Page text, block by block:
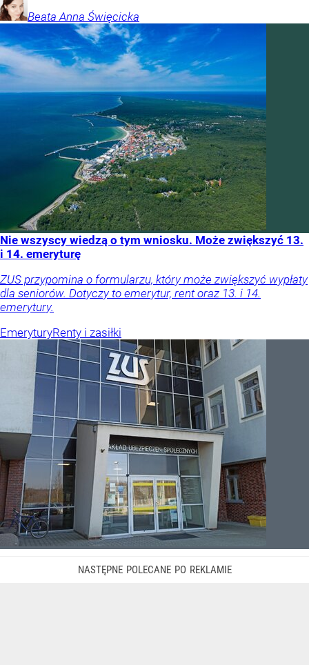
Beata Anna Święcicka
Nie wszyscy wiedzą o tym wniosku. Może zwiększyć 13.
i 14. emeryturę
ZUS przypomina o formularzu, który może zwiększyć wypłaty
dla seniorów. Dotyczy to emerytur, rent oraz 13. i 14.
emerytury.
EmeryturyRenty i zasiłki